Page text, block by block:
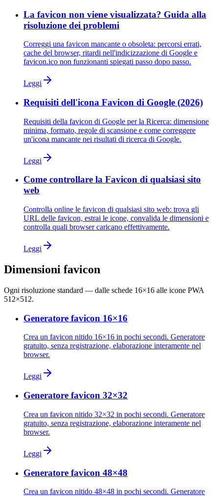
La favicon non viene visualizzata? Guida alla
risoluzione dei problemi
Correggi una favicon mancante o obsoleta: percorsi errati,
cache del browser, ritardi nell'indicizzazione di Google e
favicon.ico non funzionanti spiegati passo dopo passo.
Leggi
Requisiti dell'icona Favicon di Google (2026)
Requisiti della favicon di Google per la Ricerca: dimensione
minima, formato, regole di scansione e come correggere
un'icona mancante nei risultati di ricerca di Google.
Leggi
Come controllare la Favicon di qualsiasi sito
web
Controlla online le favicon di qualsiasi sito web: trova gli
URL delle favicon, estrai le icone, convalida le dimensioni e
controlla quali browser caricano effettivamente.
Leggi
Dimensioni favicon
Ogni risoluzione standard — dalle schede 16×16 alle icone PWA
512×512.
Generatore favicon 16×16
Crea un favicon nitido 16×16 in pochi secondi. Generatore
gratuito, senza registrazione, elaborazione interamente nel
browser.
Leggi
Generatore favicon 32×32
Crea un favicon nitido 32×32 in pochi secondi. Generatore
gratuito, senza registrazione, elaborazione interamente nel
browser.
Leggi
Generatore favicon 48×48
Crea un favicon nitido 48×48 in pochi secondi. Generatore